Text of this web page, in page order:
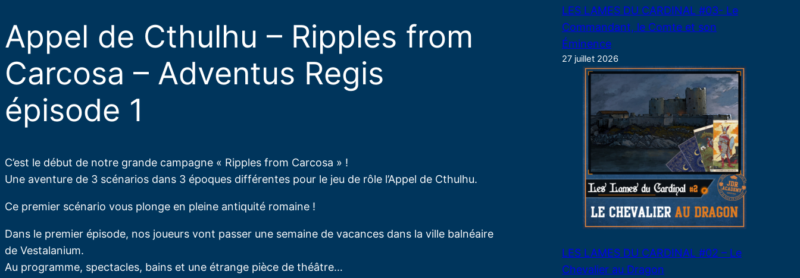
Appel de Cthulhu – Ripples from
Carcosa – Adventus Regis
épisode 1
C’est le début de notre grande campagne « Ripples from Carcosa » !
Une aventure de 3 scénarios dans 3 époques différentes pour le jeu de rôle l’Appel de Cthulhu.
Ce premier scénario vous plonge en pleine antiquité romaine !
Dans le premier épisode, nos joueurs vont passer une semaine de vacances dans la ville balnéaire
de Vestalanium.
Au programme, spectacles, bains et une étrange pièce de théâtre…
LES LAMES DU CARDINAL #03- Le
Commandant, le Comte et son
Éminence
27 juillet 2026
LES LAMES DU CARDINAL #02 – Le
Chevalier au Dragon